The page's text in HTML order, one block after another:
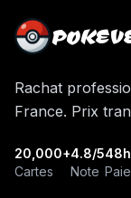
Rachat
France. Prix
20,000+
Cartes
4.8/5
Note
48h